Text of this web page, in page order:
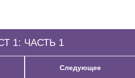
1: ЧАСТЬ 1
Следующее